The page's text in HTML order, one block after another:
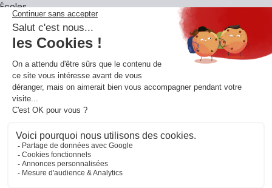
Écoles
La newsletter
Adresse e-mail
En vous inscrivant à notre newsletter, vous acceptez notre
confidentialité.
Retrouvons-nous sur